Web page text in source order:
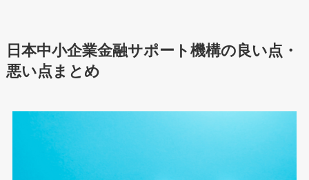
日本中小企業金融サポート機構の良い点・
悪い点まとめ